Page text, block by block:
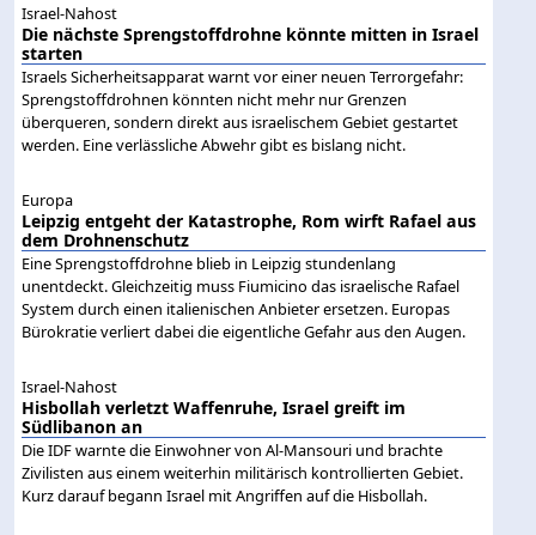
Israel-Nahost
Die nächste Sprengstoffdrohne könnte mitten in Israel
starten
Israels Sicherheitsapparat warnt vor einer neuen Terrorgefahr:
Sprengstoffdrohnen könnten nicht mehr nur Grenzen
überqueren, sondern direkt aus israelischem Gebiet gestartet
werden. Eine verlässliche Abwehr gibt es bislang nicht.
Europa
Leipzig entgeht der Katastrophe, Rom wirft Rafael aus
dem Drohnenschutz
Eine Sprengstoffdrohne blieb in Leipzig stundenlang
unentdeckt. Gleichzeitig muss Fiumicino das israelische Rafael
System durch einen italienischen Anbieter ersetzen. Europas
Bürokratie verliert dabei die eigentliche Gefahr aus den Augen.
Israel-Nahost
Hisbollah verletzt Waffenruhe, Israel greift im
Südlibanon an
Die IDF warnte die Einwohner von Al-Mansouri und brachte
Zivilisten aus einem weiterhin militärisch kontrollierten Gebiet.
Kurz darauf begann Israel mit Angriffen auf die Hisbollah.